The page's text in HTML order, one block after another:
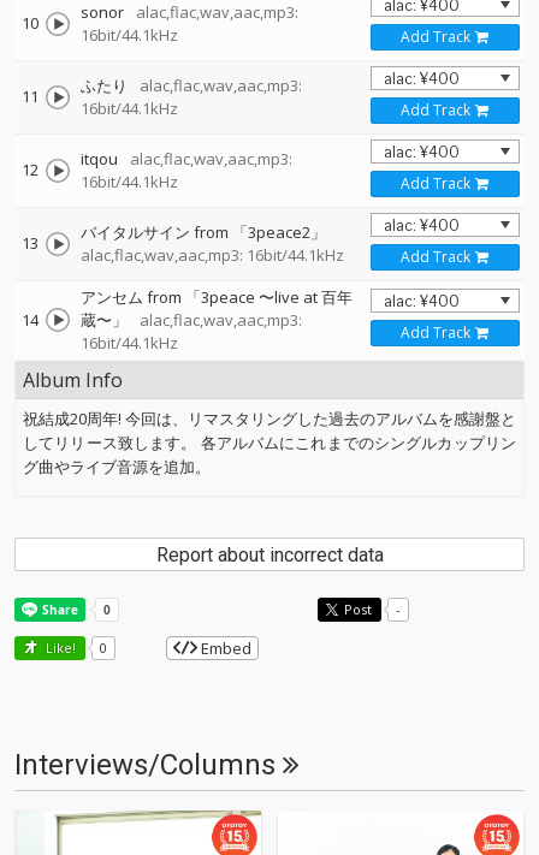
10 sonor
alac,flac,wav,aac,mp3:
16bit/44.1kHz
Add Track
11 ふたり
alac,flac,wav,aac,mp3:
16bit/44.1kHz
Add Track
12 itqou
alac,flac,wav,aac,mp3:
16bit/44.1kHz
Add Track
13
バイタルサイン from 「3peace2」
alac,flac,wav,aac,mp3: 16bit/44.1kHz
Add Track
14
アンセム from 「3peace 〜live at 百年
蔵〜」
alac,flac,wav,aac,mp3:
16bit/44.1kHz
Add Track
Album Info
祝結成20周年! 今回は、リマスタリングした過去のアルバムを感謝盤と
してリリース致します。 各アルバムにこれまでのシングルカップリン
グ曲やライブ音源を追加。
Report about incorrect data
Post -
Like! 0 Embed
Interviews/Columns